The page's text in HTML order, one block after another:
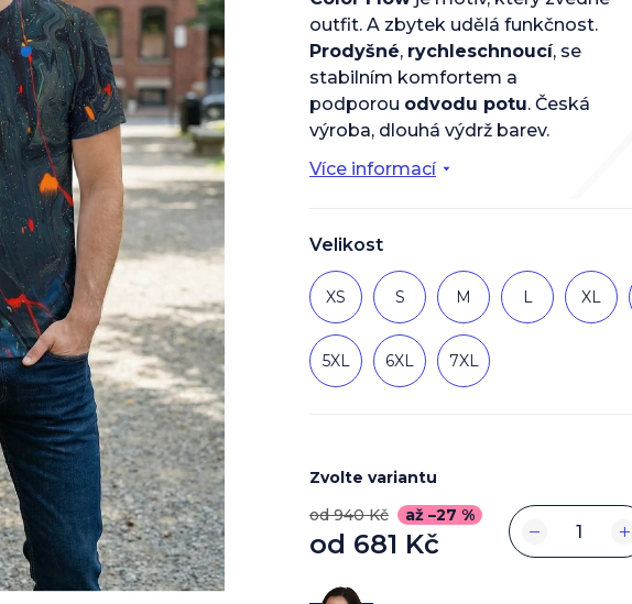
Velikost
XS S M L XL
5XL 6XL 7XL
Více informací
outfit. A zbytek udělá funkčnost.
Prodyšné, rychleschnoucí, se
stabilním komfortem a
podporou odvodu potu. Česká
výroba, dlouhá výdrž barev.
Zvolte variantu
od 940 Kč
až –27 %
od 681 Kč
cena:
+
−